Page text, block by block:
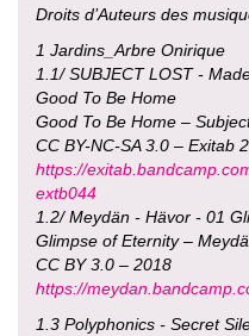
Droits d’Auteurs des
1 Jardins_Arbre Onirique
1.1/ SUBJECT LOST -
Good To Be Home
Good To Be Home –
CC BY-NC-SA 3.0 – Exitab
https://
extb044
1.2/ Meydän - Hävor - 01
Glimpse of Eternity –
CC BY 3.0 – 2018
https://
1.3 Polyphonics - Secret